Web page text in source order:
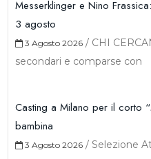
Messerklinger e Nino
3 agosto
3 Agosto 2026 / CHI
secondari e comparse con
Casting a Milano per il corto
bambina
3 Agosto 2026 / Selezione